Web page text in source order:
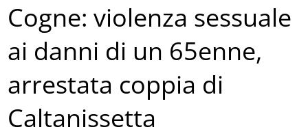
Cogne: violenza sessuale
ai danni di un 65enne,
arrestata coppia di
Caltanissetta